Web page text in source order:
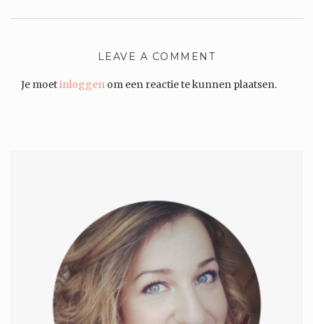
LEAVE A COMMENT
Je moetinloggen om een reactie te kunnen plaatsen.